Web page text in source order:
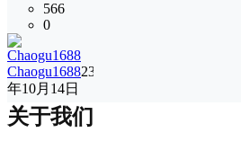
566
0
Chaogu168823
年10月14日
关于我们